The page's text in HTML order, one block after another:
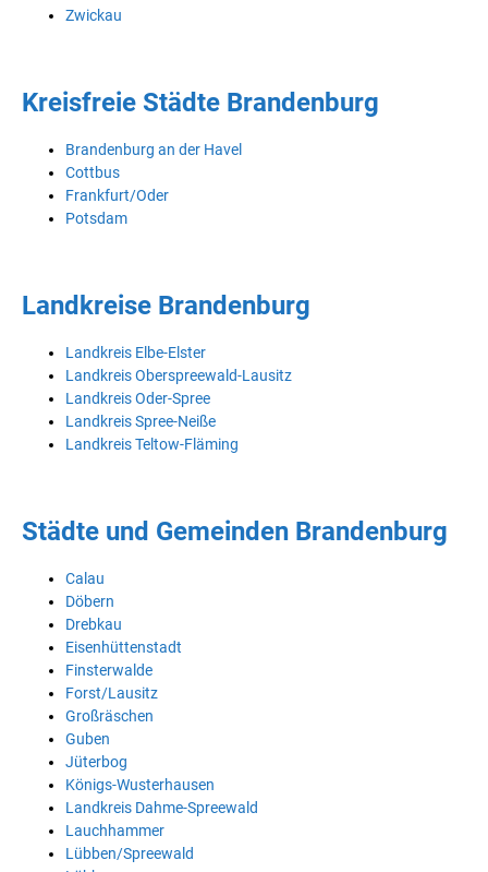
Zwickau
Kreisfreie Städte Brandenburg
Brandenburg an der Havel
Cottbus
Frankfurt/Oder
Potsdam
Landkreise Brandenburg
Landkreis Elbe-Elster
Landkreis Oberspreewald-Lausitz
Landkreis Oder-Spree
Landkreis Spree-Neiße
Landkreis Teltow-Fläming
Städte und Gemeinden Brandenburg
Calau
Döbern
Drebkau
Eisenhüttenstadt
Finsterwalde
Forst/Lausitz
Großräschen
Guben
Jüterbog
Königs-Wusterhausen
Landkreis Dahme-Spreewald
Lauchhammer
Lübben/Spreewald